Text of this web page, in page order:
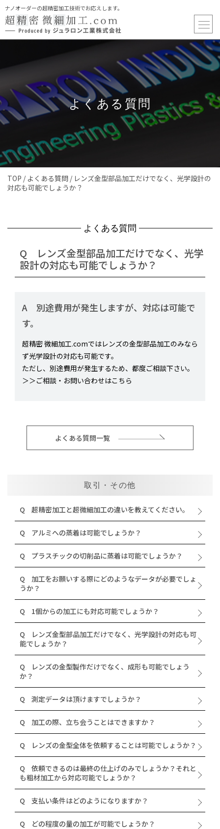
ナノオーダーの超精密加工技術でお応えします。
よくある質問
TOP / よくある質問 / レンズ金型部品加工だけでなく、光学設計の
対応も可能でしょうか？
よくある質問
Q レンズ金型部品加工だけでなく、光学
設計の対応も可能でしょうか？
A 別途費用が発生しますが、対応は可能で
す。
超精密 微細加工.comではレンズの金型部品加工のみなら
ず光学設計の対応も可能です。
ただし、別途費用が発生するため、都度ご相談下さい。
＞＞ご相談・お問い合わせはこちら
よくある質問一覧
取引・その他
Q 超精密加工と超微細加工の違いを教えてください。
Q アルミへの蒸着は可能でしょうか？
Q プラスチックの切削品に蒸着は可能でしょうか？
Q
加工をお願いする際にどのようなデータが必要でしょ
うか？
Q 1個からの加工にも対応可能でしょうか？
Q
レンズ金型部品加工だけでなく、光学設計の対応も可
能でしょうか？
Q
レンズの金型製作だけでなく、成形も可能でしょう
か？
Q 測定データは頂けますでしょうか？
Q 加工の際、立ち会うことはできますか？
Q レンズの金型全体を依頼することは可能でしょうか？
Q
依頼できるのは最終の仕上げのみでしょうか？それと
も粗材加工から対応可能でしょうか？
Q 支払い条件はどのようになりますか？
Q どの程度の量の加工が可能でしょうか？